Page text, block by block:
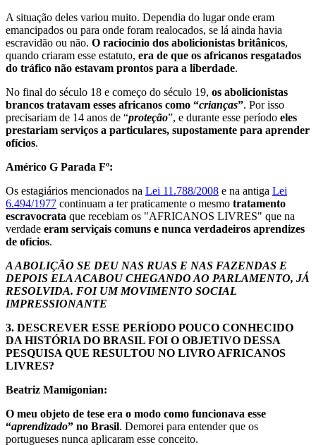
A situação deles variou muito. Dependia do lugar onde eram
emancipados ou para onde foram realocados, se lá ainda havia
escravidão ou não. O raciocínio dos abolicionistas britânicos,
quando criaram esse estatuto, era de que os africanos resgatados
do tráfico não estavam prontos para a liberdade.
No final do século 18 e começo do século 19, os abolicionistas
brancos tratavam esses africanos como “crianças”. Por isso
precisariam de 14 anos de “proteção”, e durante esse período eles
prestariam serviços a particulares, supostamente para aprender
ofícios.
Américo G Parada Fº:
Os estagiários mencionados na Lei 11.788/2008 e na antiga Lei
6.494/1977 continuam a ter praticamente o mesmo tratamento
escravocrata que recebiam os "AFRICANOS LIVRES" que na
verdade eram serviçais comuns e nunca verdadeiros aprendizes
de ofícios.
A ABOLIÇÃO SE DEU NAS RUAS E NAS FAZENDAS E
DEPOIS ELA ACABOU CHEGANDO AO PARLAMENTO, JÁ
RESOLVIDA. FOI UM MOVIMENTO SOCIAL
IMPRESSIONANTE
3. DESCREVER ESSE PERÍODO POUCO CONHECIDO
DA HISTÓRIA DO BRASIL FOI O OBJETIVO DESSA
PESQUISA QUE RESULTOU NO LIVRO AFRICANOS
LIVRES?
Beatriz Mamigonian:
O meu objeto de tese era o modo como funcionava esse
“aprendizado” no Brasil. Demorei para entender que os
portugueses nunca aplicaram esse conceito.